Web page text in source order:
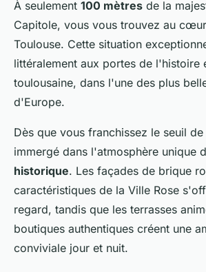
À seulement 100 mètres de la
Capitole, vous vous trouvez au
Toulouse. Cette situation
littéralement aux portes de l'histoire
toulousaine, dans l'une des plus
d'Europe.
Dès que vous franchissez le seuil
immergé dans l'atmosphère unique
historique. Les façades de brique
caractéristiques de la Ville Rose
regard, tandis que les terrasses
boutiques authentiques créent une
conviviale jour et nuit.